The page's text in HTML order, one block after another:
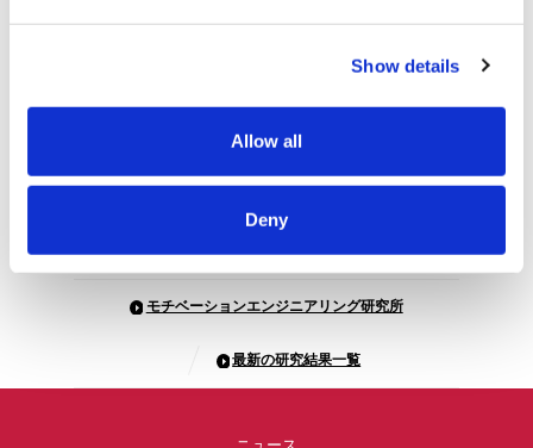
Show details
Allow all
Deny
モチベーションエンジニアリング研究所
最新の研究結果一覧